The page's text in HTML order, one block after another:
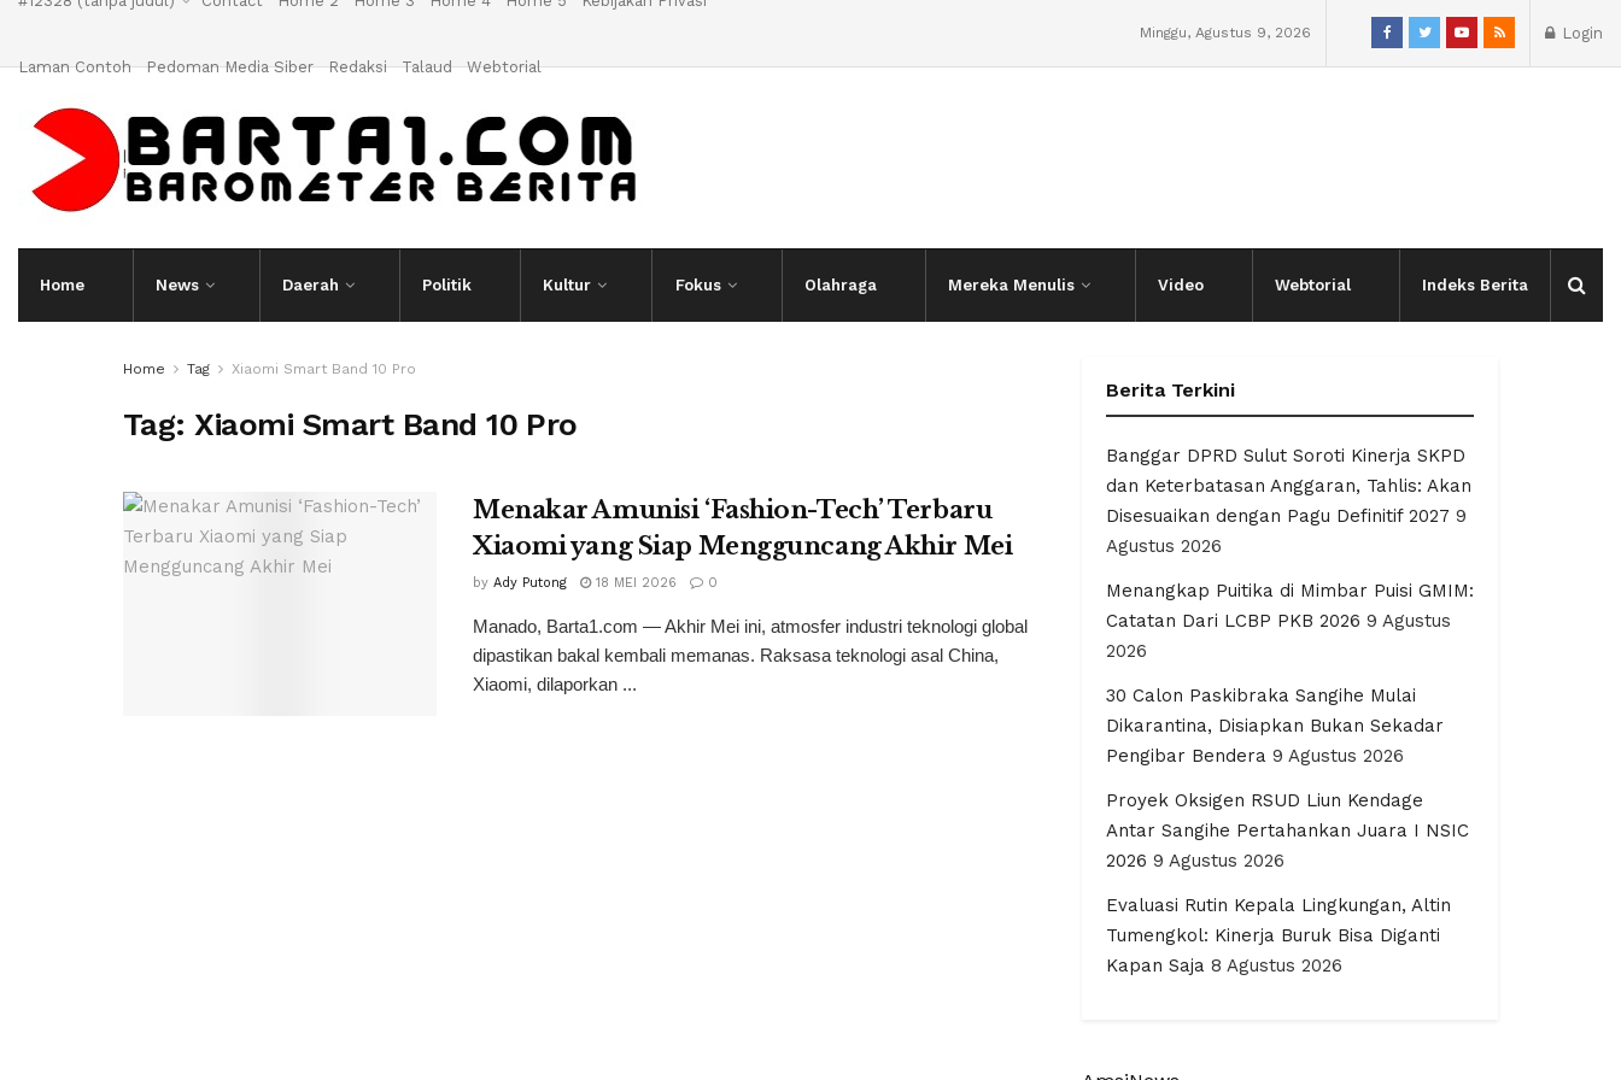
Laman Contoh Pedoman Media Siber Redaksi Talaud Webtorial
Minggu, Agustus 9, 2026 Login
Home News Daerah Politik Kultur Fokus Olahraga Mereka Menulis Video Webtorial Indeks Berita
Home Tag Xiaomi Smart Band 10 Pro
Tag:Xiaomi Smart Band 10 Pro
Menakar Amunisi ‘Fashion-Tech’ Terbaru
Xiaomi yang Siap Mengguncang Akhir Mei
by Ady Putong 18 MEI 2026 0
Manado, Barta1.com — Akhir Mei ini, atmosfer industri teknologi global
dipastikan bakal kembali memanas. Raksasa teknologi asal China,
Xiaomi, dilaporkan ...
Berita Terkini
Banggar DPRD Sulut Soroti Kinerja SKPD
dan Keterbatasan Anggaran, Tahlis: Akan
Disesuaikan dengan Pagu Definitif 2027 9
Agustus 2026
Menangkap Puitika di Mimbar Puisi GMIM:
Catatan Dari LCBP PKB 2026 9 Agustus
2026
30 Calon Paskibraka Sangihe Mulai
Dikarantina, Disiapkan Bukan Sekadar
Pengibar Bendera 9 Agustus 2026
Proyek Oksigen RSUD Liun Kendage
Antar Sangihe Pertahankan Juara I NSIC
2026 9 Agustus 2026
Evaluasi Rutin Kepala Lingkungan, Altin
Tumengkol: Kinerja Buruk Bisa Diganti
Kapan Saja 8 Agustus 2026